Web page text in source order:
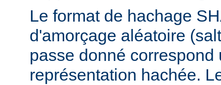
Le format de hachage
d'amorçage aléatoire
passe donné correspond
représentation hachée.